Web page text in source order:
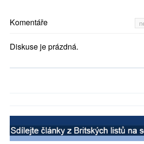
Komentáře
Diskuse je prázdná.